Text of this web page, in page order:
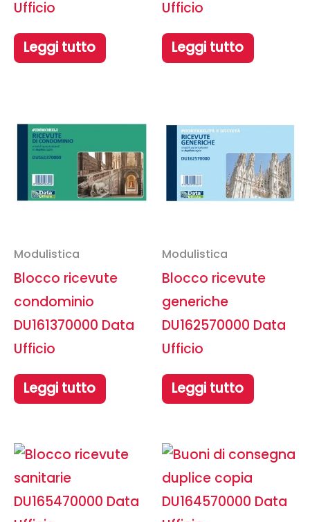
Ufficio
Leggi tutto
Ufficio
Leggi tutto
Modulistica
Blocco ricevute
condominio
DU161370000 Data
Ufficio
Leggi tutto
Modulistica
Blocco ricevute
generiche
DU162570000 Data
Ufficio
Leggi tutto